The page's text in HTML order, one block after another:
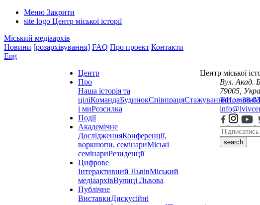
Меню Закрити
site logo Центр міської історії
Міський медіаархів
Новини [розархівування] FAQ Про проект Контакти
Eng
Центр
Про
Наша історія та
ціліКомандаБудинокСпівпрацяСтажуванняНовини
і миРозсилка
Події
Академічне
ДослідженняКонференції,
воркшопи, семінариМіські
семінариРезиденції
Цифрове
Інтерактивний ЛьвівМіський
медіаархівВулиці Львова
Публічне
ВиставкиДискусійні
Центр міської
Вул. Акад.
79005,
Тел.: +38-
search